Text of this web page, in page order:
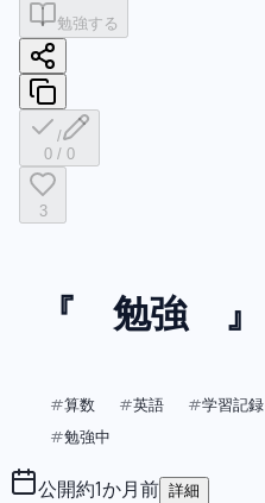
勉強する
/
0 / 0
3
『 勉強 』
#算数 #英語 #学習記録
#勉強中
公開約1か月前 詳細